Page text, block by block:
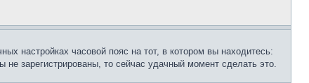
настройках часовой пояс на тот, в котором вы находитесь:
не зарегистрированы, то сейчас удачный момент сделать это.